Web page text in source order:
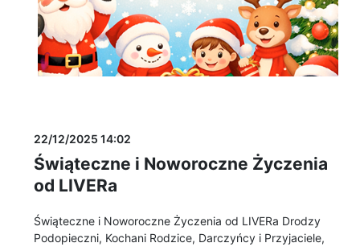
22/12/2025 14:02
Świąteczne i Noworoczne Życzenia
od LIVERa
Świąteczne i Noworoczne Życzenia od LIVERa Drodzy
Podopieczni, Kochani Rodzice, Darczyńcy i Przyjaciele,